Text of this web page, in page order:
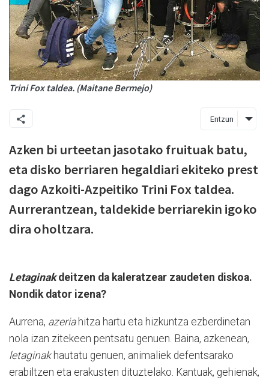
Trini Fox taldea. (Maitane Bermejo)
Entzun
Azken bi urteetan jasotako fruituak batu,
eta disko berriaren hegaldiari ekiteko prest
dago Azkoiti-Azpeitiko Trini Fox taldea.
Aurrerantzean, taldekide berriarekin igoko
dira oholtzara.
Letaginakdeitzen da kaleratzear zaudeten diskoa.
Nondik dator izena?
Aurrena, azeriahitza hartu eta hizkuntza ezberdinetan
nola izan zitekeen pentsatu genuen. Baina, azkenean,
letaginakhautatu genuen, animaliek defentsarako
erabiltzen eta erakusten dituztelako. Kantuak, gehienak,